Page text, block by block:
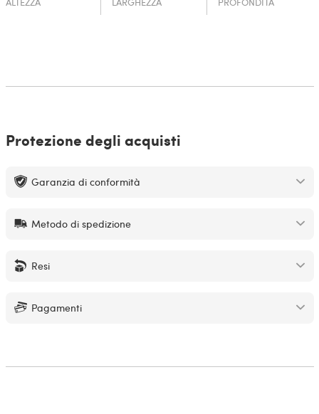
Protezione degli acquisti
Garanzia di conformità
Metodo di spedizione
Resi
Pagamenti